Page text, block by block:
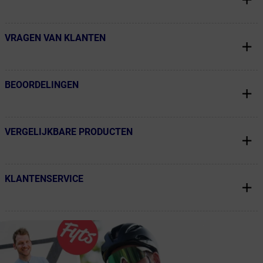
← Terug naar productnavigatie
VRAGEN VAN KLANTEN
← Terug naar productnavigatie
BEOORDELINGEN
← Terug naar productnavigatie
VERGELIJKBARE PRODUCTEN
← Terug naar productnavigatie
KLANTENSERVICE